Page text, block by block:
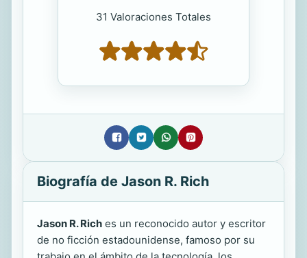
31 Valoraciones Totales
Biografía de Jason R. Rich
Jason R. Rich es un reconocido autor y escritor
de no ficción estadounidense, famoso por su